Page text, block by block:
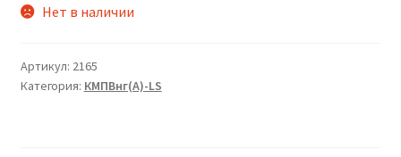
Нет в наличии
Артикул: 2165
Категория: КМПВнг(А)-LS